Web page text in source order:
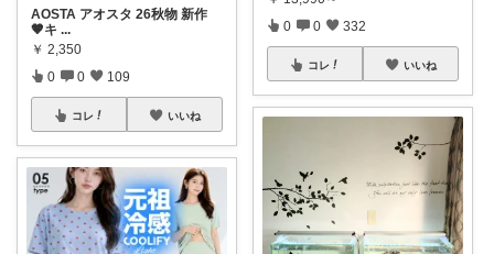
AOSTA アオスタ 26秋物 新作
🤎キ ...
￥ 2,350
0 0 109
コレ いいね
0 0 332
コレ いいね